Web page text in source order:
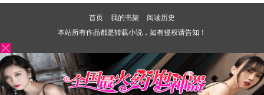
首页 我的书架
阅读历史
本站所有作品都是转载小说，如有侵权请告知！